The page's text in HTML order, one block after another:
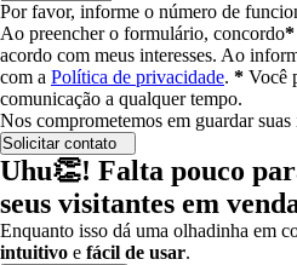
Por favor, informe o número de
Ao preencher o formulário, concordo*
acordo com meus interesses. Ao
com a Política de privacidade. * Você
comunicação a qualquer tempo.
Nos comprometemos em guardar
Solicitar contato
Uhu👏! Falta pouco
seus visitantes em
Enquanto isso dá uma olhadinha em
intuitivo e fácil de usar.